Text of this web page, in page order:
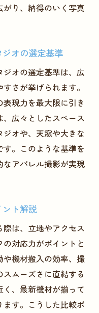
ポージングアドバ
スタジオ撮影の実
くファッション写
ジオの写真表現
撮影小物活用術
な背景を活かす工
の相乗効果事例
オ最新トレンド
の工夫とは
理想のライティン
然光活用のポイン
り、納得のいく写真
オの選定基準
オの選定基準は、広
さが挙げられます。
現力を最大限に引き
広々としたスペース
オや、天窓や大きな
。このような基準を
アパレル撮影が実現
ト解説
は、立地やアクセス
対応力がポイントと
や機材搬入の効率、撮
ムーズさに直結する
、最新機材が揃って
す。こうした比較ポ